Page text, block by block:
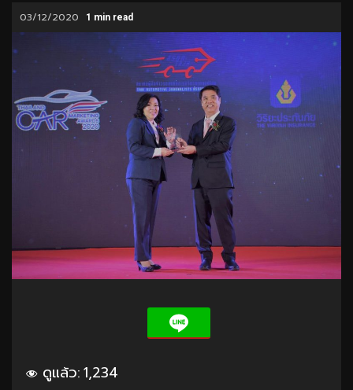
03/12/2020 1 min read
ดูแล้ว:1,234